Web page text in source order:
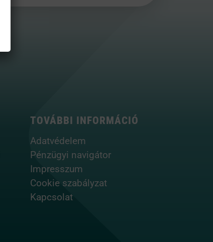
TOVÁBBI INFORMÁCIÓ
Adatvédelem
Pénzügyi navigátor
Impresszum
Cookie szabályzat
Kapcsolat